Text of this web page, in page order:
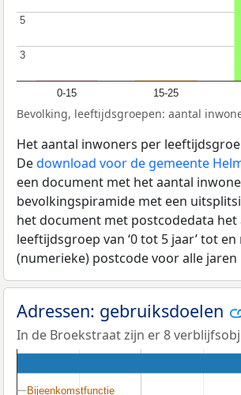
0-15 15-25
3
3
5
5
Bevolking, leeftijdsgroepen: aantal
Het aantal inwoners per
Dedownload voor de gemeente
een document met het aantal
bevolkingspiramide met een
het document met postcodedata
leeftijdsgroep van ‘0 tot 5 jaar’ tot
(numerieke) postcode voor alle
Adressen: gebruiksdoelen
In de Broekstraat zijn er 8
Bijeenkomstfunctie
Bijeenkomstfunctie